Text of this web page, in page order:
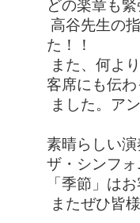
どの楽章も
高谷先生の
た！！
また、何よ
客席にも伝
ました。ア
素晴らしい
ザ・シンフ
「季節」は
またぜひ皆